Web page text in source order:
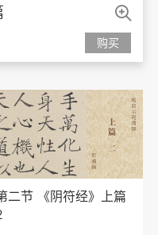
购买

二节 《阴符经》上篇